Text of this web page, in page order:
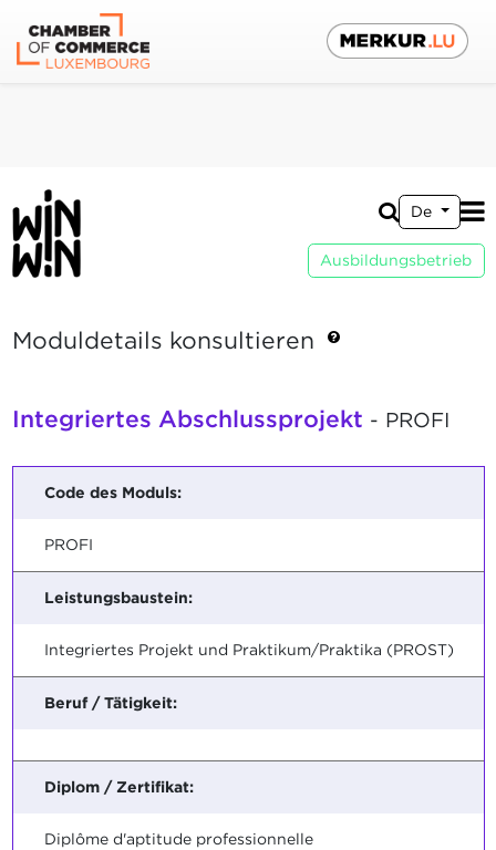
De
Ausbildungsbetrieb
Moduldetails konsultieren
Integriertes Abschlussprojekt - PROFI
Code des Moduls:
PROFI
Leistungsbaustein:
Integriertes Projekt und Praktikum/Praktika (PROST)
Beruf / Tätigkeit:
Diplom / Zertifikat:
Diplôme d'aptitude professionnelle